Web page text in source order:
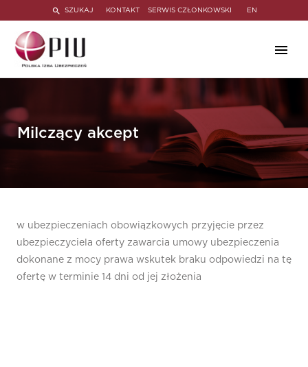
SZUKAJ KONTAKT SERWIS CZŁONKOWSKI EN
Milczący akcept
w ubezpieczeniach obowiązkowych przyjęcie przez
ubezpieczyciela oferty zawarcia umowy ubezpieczenia
dokonane z mocy prawa wskutek braku odpowiedzi na tę
ofertę w terminie 14 dni od jej złożenia